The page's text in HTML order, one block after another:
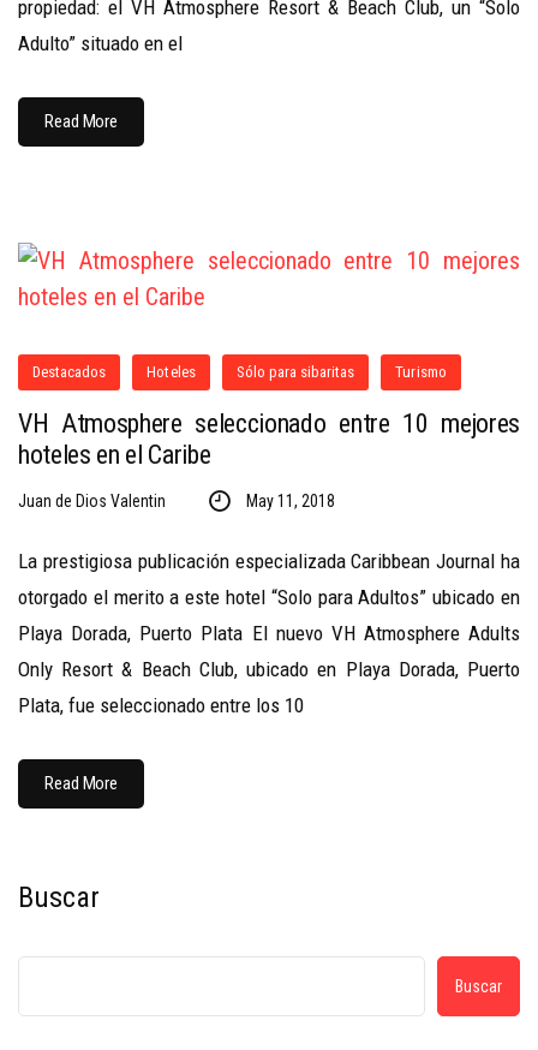
propiedad: el VH Atmosphere Resort & Beach Club, un “Solo
Adulto” situado en el
Read More
Destacados Hoteles Sólo para sibaritas Turismo
VH Atmosphere seleccionado entre 10 mejores
hoteles en el Caribe
Juan de Dios Valentin May 11, 2018
La prestigiosa publicación especializada Caribbean Journal ha
otorgado el merito a este hotel “Solo para Adultos” ubicado en
Playa Dorada, Puerto Plata El nuevo VH Atmosphere Adults
Only Resort & Beach Club, ubicado en Playa Dorada, Puerto
Plata, fue seleccionado entre los 10
Read More
Buscar
Buscar